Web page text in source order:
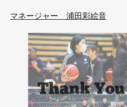
マネージャー 浦田彩絵音